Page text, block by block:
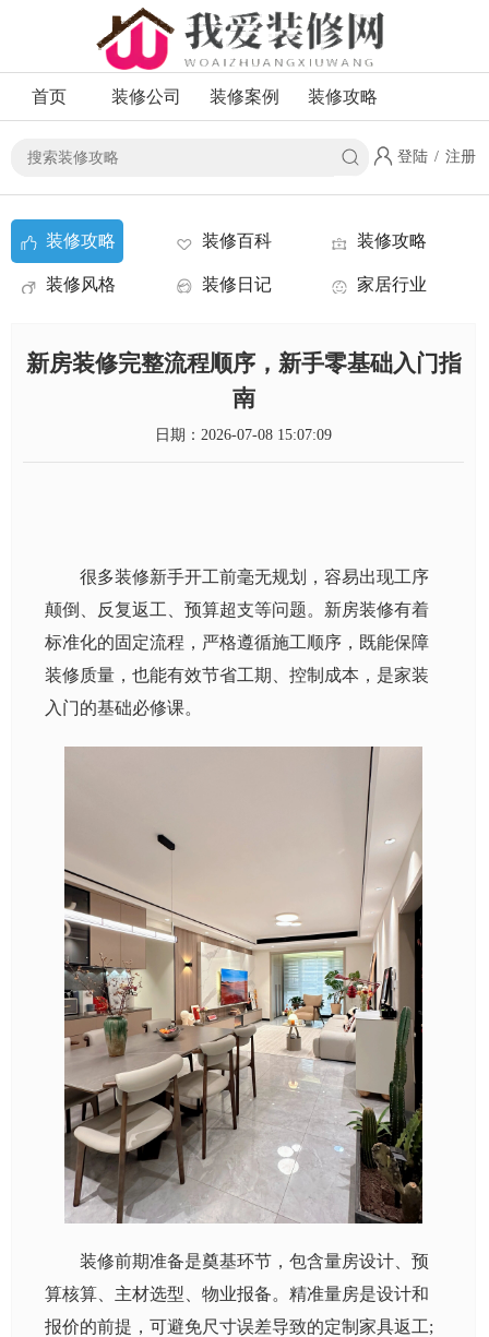
首页 装修公司 装修案例 装修攻略
登陆 / 注册
装修攻略 装修百科 装修攻略
装修风格 装修日记 家居行业
新房装修完整流程顺序，新手零基础入门指
南
日期：2026-07-08 15:07:09
很多装修新手开工前毫无规划，容易出现工序
颠倒、反复返工、预算超支等问题。新房装修有着
标准化的固定流程，严格遵循施工顺序，既能保障
装修质量，也能有效节省工期、控制成本，是家装
入门的基础必修课。
装修前期准备是奠基环节，包含量房设计、预
算核算、主材选型、物业报备。精准量房是设计和
报价的前提，可避免尺寸误差导致的定制家具返工;